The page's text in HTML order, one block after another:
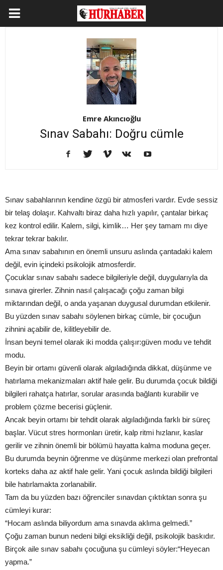
Emre Akıncıoğlu
Sınav Sabahı: Doğru cümle
Sınav sabahlarının kendine özgü bir atmosferi vardır. Evde sessiz
bir telaş dolaşır. Kahvaltı biraz daha hızlı yapılır, çantalar birkaç
kez kontrol edilir. Kalem, silgi, kimlik… Her şey tamam mı diye
tekrar tekrar bakılır.
Ama sınav sabahının en önemli unsuru aslında çantadaki kalem
değil, evin içindeki psikolojik atmosferdir.
Çocuklar sınav sabahı sadece bilgileriyle değil, duygularıyla da
sınava girerler. Zihnin nasıl çalışacağı çoğu zaman bilgi
miktarından değil, o anda yaşanan duygusal durumdan etkilenir.
Bu yüzden sınav sabahı söylenen birkaç cümle, bir çocuğun
zihnini açabilir de, kilitleyebilir de.
İnsan beyni temel olarak iki modda çalışır:güven modu ve tehdit
modu.
Beyin bir ortamı güvenli olarak algıladığında dikkat, düşünme ve
hatırlama mekanizmaları aktif hale gelir. Bu durumda çocuk bildiği
bilgileri rahatça hatırlar, sorular arasında bağlantı kurabilir ve
problem çözme becerisi güçlenir.
Ancak beyin ortamı bir tehdit olarak algıladığında farklı bir süreç
başlar. Vücut stres hormonları üretir, kalp ritmi hızlanır, kaslar
gerilir ve zihnin önemli bir bölümü hayatta kalma moduna geçer.
Bu durumda beynin öğrenme ve düşünme merkezi olan prefrontal
korteks daha az aktif hale gelir. Yani çocuk aslında bildiği bilgileri
bile hatırlamakta zorlanabilir.
Tam da bu yüzden bazı öğrenciler sınavdan çıktıktan sonra şu
cümleyi kurar:
“Hocam aslında biliyordum ama sınavda aklıma gelmedi.”
Çoğu zaman bunun nedeni bilgi eksikliği değil, psikolojik baskıdır.
Birçok aile sınav sabahı çocuğuna şu cümleyi söyler:“Heyecan
yapma.”